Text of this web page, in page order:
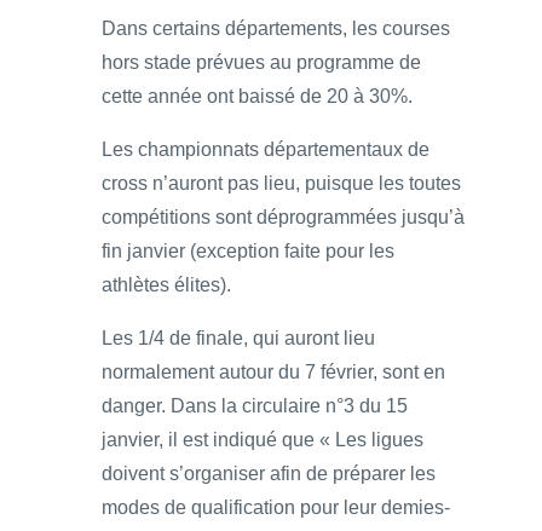
Dans certains départements, les courses
hors stade prévues au programme de
cette année ont baissé de 20 à 30%.
Les championnats départementaux de
cross n’auront pas lieu, puisque les toutes
compétitions sont déprogrammées jusqu’à
fin janvier (exception faite pour les
athlètes élites).
Les 1/4 de finale, qui auront lieu
normalement autour du 7 février, sont en
danger. Dans la circulaire n°3 du 15
janvier, il est indiqué que « Les ligues
doivent s’organiser afin de préparer les
modes de qualification pour leur demies-